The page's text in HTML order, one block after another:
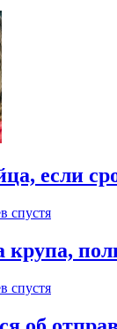
если
спустя
крупа,
спустя